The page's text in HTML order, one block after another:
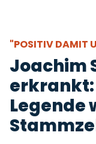
"POSITIV DAMIT
Joachim
erkrankt:
Legende